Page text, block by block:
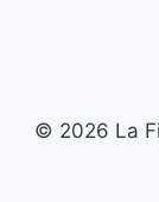
© 2026 La